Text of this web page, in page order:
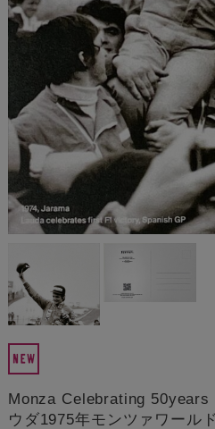
Monza Celebrating 50years
ウダ1975年モンツァワール